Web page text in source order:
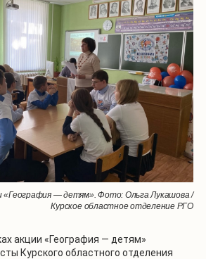
«География — детям». Фото: Ольга Лукашова /
Курское областное отделение РГО
акции «География — детям»
Курского областного отделения